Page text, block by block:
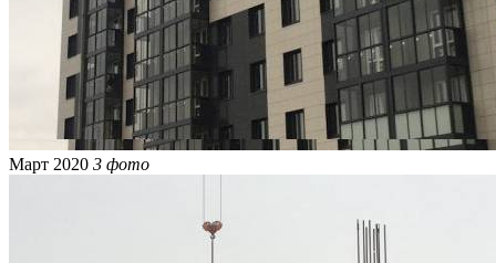
Март 2020 3 фото